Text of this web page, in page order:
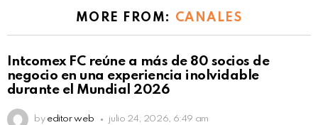
MORE FROM: CANALES
Intcomex FC reúne a más de 80 socios de
negocio en una experiencia inolvidable
durante el Mundial 2026
by editor web julio 24, 2026, 6:49 am